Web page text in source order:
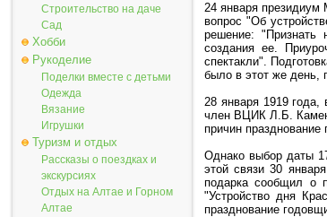
Строительство на даче
Сад
Хобби
Рукоделие
Поделки вместе с детьми
Одежда
Вязание
Игрушки
Туризм и отдых
Рассказы о поездках и
экскурсиях
Отдых на Алтае и Горном
Алтае
24 января президиум
вопрос "Об
решение: "Признать
создания ее.
спектакли".
было в этот же день,
28 января 1919
член ВЦИК Л.Б.
причин
Однако выбор даты
этой связи 30
подарка сообщил о
"Устройство дня
празднование